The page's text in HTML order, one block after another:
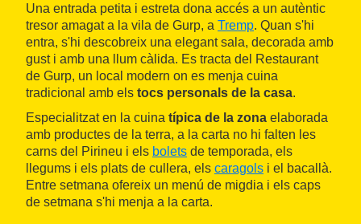
Una entrada petita i estreta dona accés a un autèntic
tresor amagat a la vila de Gurp, a Tremp. Quan s'hi
entra, s'hi descobreix una elegant sala, decorada amb
gust i amb una llum càlida. Es tracta del Restaurant
de Gurp, un local modern on es menja cuina
tradicional amb els tocs personals de la casa.
Especialitzat en la cuina típica de la zona elaborada
amb productes de la terra, a la carta no hi falten les
carns del Pirineu i els bolets de temporada, els
llegums i els plats de cullera, els caragols i el bacallà.
Entre setmana ofereix un menú de migdia i els caps
de setmana s'hi menja a la carta.